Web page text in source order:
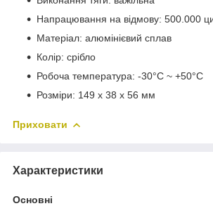
Напрацювання на відмову: 500.000
Матеріал: алюмінієвий сплав
Колір: срібло
Робоча температура: -30°C ~ +50°C
Розміри: 149 х 38 х 56 мм
Приховати
Характеристики
Основні